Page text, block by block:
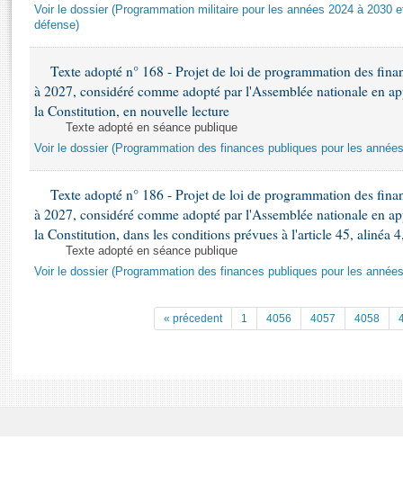
Rapports d'information
Rapports d'enquête
Rapports législatifs
Rapports sur l'application des lois
Baromètre de l’application des lois
Dossiers législatifs
Budget et sécurité sociale
Questions écrites et orales
Comptes rendus des débats
Anciennes législatures
Liens vers les sites publics
Voir le dossier (Programmation militaire pour les années 2024 à 2030
défense)
Texte adopté n° 168 - Projet de loi de programmation des
à 2027, considéré comme adopté par l'Assemblée nationale en
la Constitution, en nouvelle lecture
Texte adopté en séance publique
Voir le dossier (Programmation des finances publiques pour les
Texte adopté n° 186 - Projet de loi de programmation des
à 2027, considéré comme adopté par l'Assemblée nationale en
la Constitution, dans les conditions prévues à l'article 45, alinéa
Texte adopté en séance publique
Voir le dossier (Programmation des finances publiques pour les
« précedent 1 4056 4057 4058